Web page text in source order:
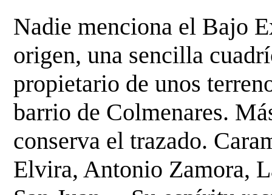
Nadie menciona el Bajo
origen, una sencilla
propietario de unos
barrio de Colmenares.
conserva el trazado.
Elvira, Antonio Zamora,